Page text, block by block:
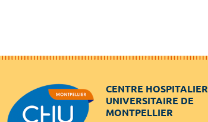
CENTRE HOSPITALIER
UNIVERSITAIRE DE
MONTPELLIER